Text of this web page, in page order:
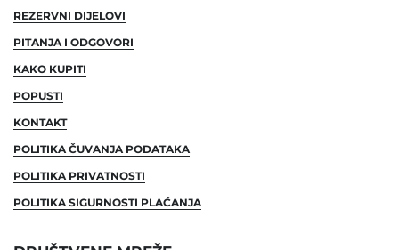
REZERVNI DIJELOVI
PITANJA I ODGOVORI
KAKO KUPITI
POPUSTI
KONTAKT
POLITIKA ČUVANJA PODATAKA
POLITIKA PRIVATNOSTI
POLITIKA SIGURNOSTI PLAĆANJA